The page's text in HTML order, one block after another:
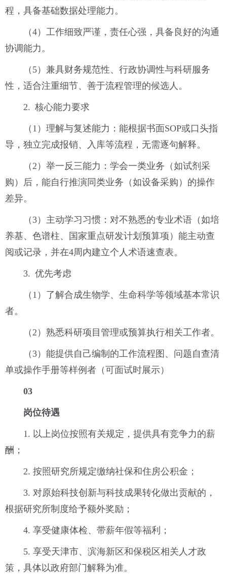
程，具备基础数据处理能力。
（4）工作细致严谨，责任心强，具备良好的沟通
协调能力。
（5）兼具财务规范性、行政协调性与科研服务
性，适合注重细节、善于流程管理的候选人。
2. 核心能力要求
（1）理解与复述能力：能根据书面SOP或口头指
导，独立完成报销、入库等流程，无需逐句解释。
（2）举一反三能力：学会一类业务（如试剂采
购）后，能自行推演同类业务（如设备采购）的操作
差异。
（3）主动学习习惯：对不熟悉的专业术语（如培
养基、色谱柱、国家重点研发计划预算项）能主动查
阅或记录，并在4周内建立个人术语速查表。
3. 优先考虑
（1）了解合成生物学、生命科学等领域基本常识
者。
（2）熟悉科研项目管理或预算执行相关工作者。
（3）能提供自己编制的工作流程图、问题自查清
单或操作手册等样例者（可面试时展示）
03
岗位待遇
1. 以上岗位按照有关规定，提供具有竞争力的薪
酬；
2. 按照研究所规定缴纳社保和住房公积金；
3. 对原始科技创新与科技成果转化做出贡献的，
根据研究所制度给予额外奖励；
4. 享受健康体检、带薪年假等福利；
5. 享受天津市、滨海新区和保税区相关人才政
策，具体以政府部门解释为准。